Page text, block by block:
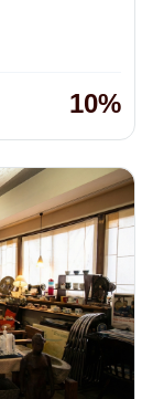
10%